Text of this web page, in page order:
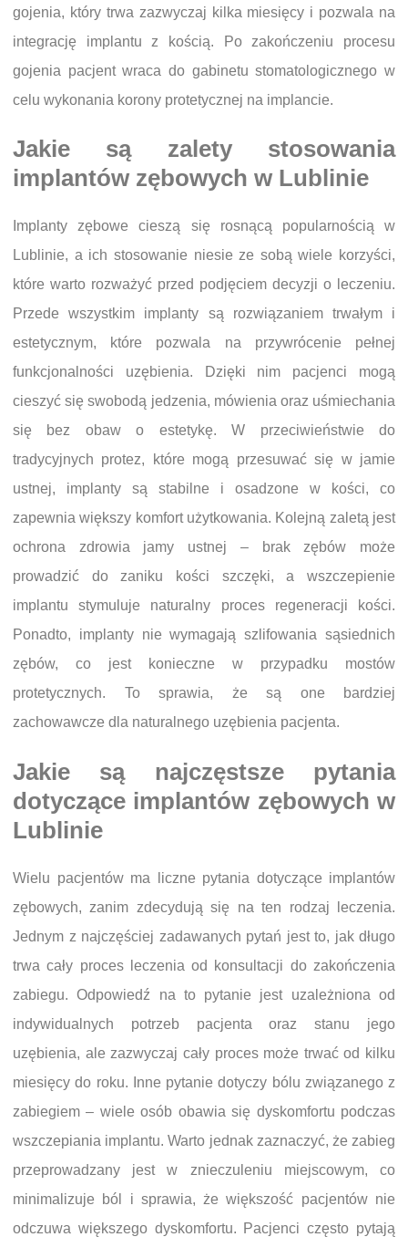
gojenia, który trwa zazwyczaj kilka miesięcy i pozwala na
integrację implantu z kością. Po zakończeniu procesu
gojenia pacjent wraca do gabinetu stomatologicznego w
celu wykonania korony protetycznej na implancie.
Jakie są zalety stosowania
implantów zębowych w Lublinie
Implanty zębowe cieszą się rosnącą popularnością w
Lublinie, a ich stosowanie niesie ze sobą wiele korzyści,
które warto rozważyć przed podjęciem decyzji o leczeniu.
Przede wszystkim implanty są rozwiązaniem trwałym i
estetycznym, które pozwala na przywrócenie pełnej
funkcjonalności uzębienia. Dzięki nim pacjenci mogą
cieszyć się swobodą jedzenia, mówienia oraz uśmiechania
się bez obaw o estetykę. W przeciwieństwie do
tradycyjnych protez, które mogą przesuwać się w jamie
ustnej, implanty są stabilne i osadzone w kości, co
zapewnia większy komfort użytkowania. Kolejną zaletą jest
ochrona zdrowia jamy ustnej – brak zębów może
prowadzić do zaniku kości szczęki, a wszczepienie
implantu stymuluje naturalny proces regeneracji kości.
Ponadto, implanty nie wymagają szlifowania sąsiednich
zębów, co jest konieczne w przypadku mostów
protetycznych. To sprawia, że są one bardziej
zachowawcze dla naturalnego uzębienia pacjenta.
Jakie są najczęstsze pytania
dotyczące implantów zębowych w
Lublinie
Wielu pacjentów ma liczne pytania dotyczące implantów
zębowych, zanim zdecydują się na ten rodzaj leczenia.
Jednym z najczęściej zadawanych pytań jest to, jak długo
trwa cały proces leczenia od konsultacji do zakończenia
zabiegu. Odpowiedź na to pytanie jest uzależniona od
indywidualnych potrzeb pacjenta oraz stanu jego
uzębienia, ale zazwyczaj cały proces może trwać od kilku
miesięcy do roku. Inne pytanie dotyczy bólu związanego z
zabiegiem – wiele osób obawia się dyskomfortu podczas
wszczepiania implantu. Warto jednak zaznaczyć, że zabieg
przeprowadzany jest w znieczuleniu miejscowym, co
minimalizuje ból i sprawia, że większość pacjentów nie
odczuwa większego dyskomfortu. Pacjenci często pytają